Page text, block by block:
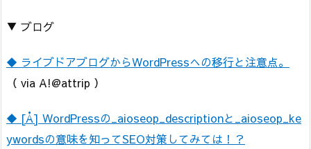
▼ ブログ
◆ ライブドアブログからWordPressへの移行と注意点。
（ via A!@attrip ）
◆ [Å] WordPressの_aioseop_descriptionと_aioseop_ke
ywordsの意味を知ってSEO対策してみては！？